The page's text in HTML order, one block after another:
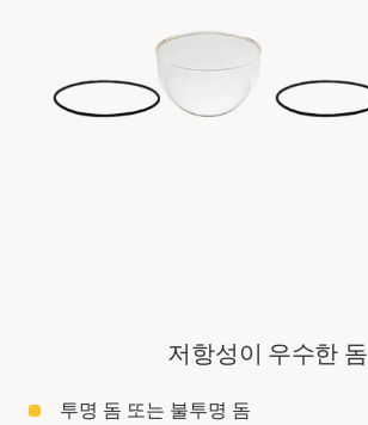
저항성이 우수한 돔
투명 돔 또는 불투명 돔